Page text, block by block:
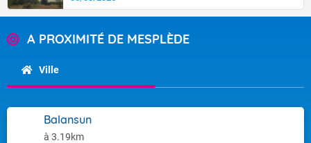
A PROXIMITÉ DE MESPLÈDE
Ville
Balansun
à 3.19km